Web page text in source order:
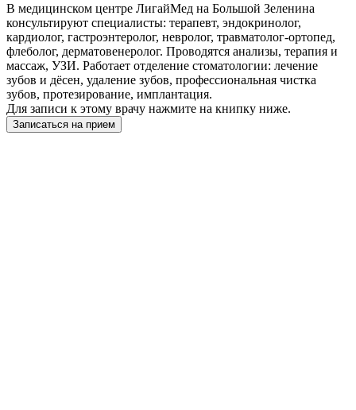
В медицинском центре ЛигайМед на Большой Зеленина
консультируют специалисты: терапевт, эндокринолог,
кардиолог, гастроэнтеролог, невролог, травматолог-ортопед,
флеболог, дерматовенеролог. Проводятся анализы, терапия и
массаж, УЗИ. Работает отделение стоматологии: лечение
зубов и дёсен, удаление зубов, профессиональная чистка
зубов, протезирование, имплантация.
Для записи к этому врачу нажмите на книпку ниже.
Записаться на прием